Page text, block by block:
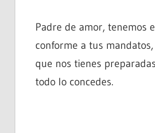
Padre de amor, tenemos
conforme a tus
que nos tienes
todo lo concedes.